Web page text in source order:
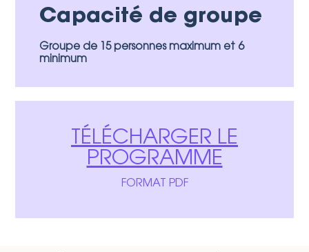
Capacité de groupe
Groupe de 15 personnes maximum et 6
minimum
TÉLÉCHARGER LE
PROGRAMME
FORMAT PDF